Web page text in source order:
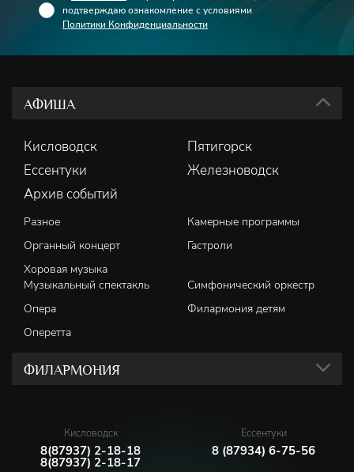
хор им.В.И.Сафонова
подтверждаю ознакомление с условиями
Политики Конфиденциальности
АФИША
Кисловодск
Пятигорск
Ессентуки
Железноводск
Архив событий
Разное
Камерные программы
Органный концерт
Гастроли
Хоровая музыка
Музыкальный спектакль
Симфонический оркестр
Опера
Филармония детям
Оперетта
ФИЛАРМОНИЯ
Кисловодск
8(87937) 2-18-18
8(87937) 2-18-17
Ессентуки
8 (87934) 6-75-56